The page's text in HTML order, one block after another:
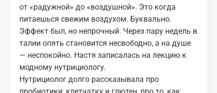
от «радужной» до «воздушной». Это когда
питаешься свежим воздухом. Буквально.
Эффект был, но непрочный. Через пару недель в
талии опять становится несвободно, а на душе
— неспокойно. Настя записалась на лекцию к
модному нутрициологу.
Нутрициолог долго рассказывала про